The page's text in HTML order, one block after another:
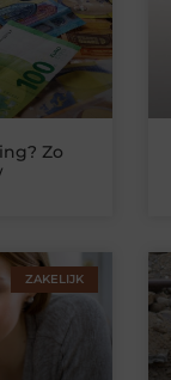
Zo
ZAKELIJK